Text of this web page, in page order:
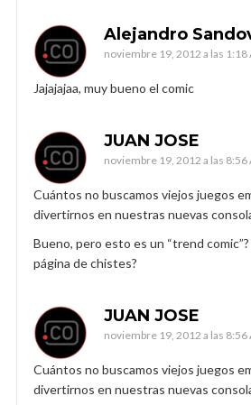
Alejandro
noviembre 19, 2012 a las 1:18
Jajajajaa, muy bueno el comic
JUAN JOSE
noviembre 19, 2012 a las 8:56
Cuántos no buscamos viejos juegos
divertirnos en nuestras nuevas
Bueno, pero esto es un “trend
página de chistes?
JUAN JOSE
noviembre 19, 2012 a las 8:56
Cuántos no buscamos viejos juegos
divertirnos en nuestras nuevas